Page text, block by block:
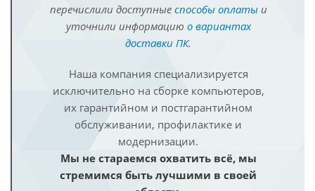
перечислили доступные способы оплатыи
уточнили информацию о вариантах
доставки ПК.
Наша компания специализируется
исключительно на сборке компьютеров,
их гарантийном и постгарантийном
обслуживании, профилактике и
модернизации.
Мы не стараемся охватить всё, мы
стремимся быть лучшими в своей